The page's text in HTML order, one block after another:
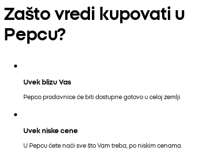
Zašto vredi kupovati u
Pepcu?
Uvek blizu Vas
Pepco prodavnice će biti dostupne gotovo u celoj zemlji.
Uvek niske cene
U Pepcu ćete naći sve što Vam treba, po niskim cenama.